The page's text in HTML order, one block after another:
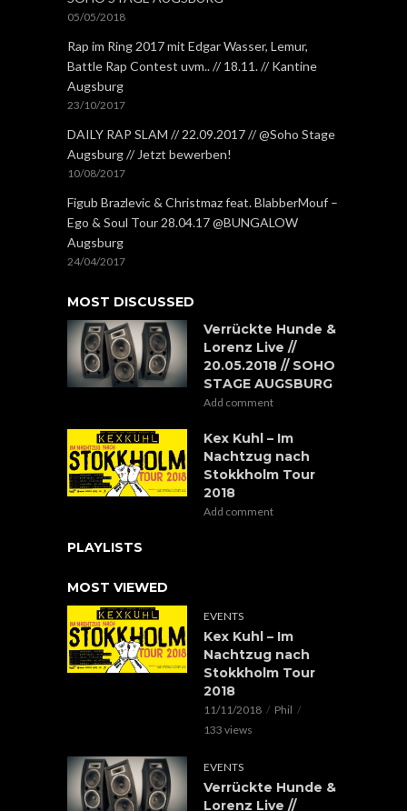
05/05/2018
Rap im Ring 2017 mit Edgar Wasser, Lemur,
Battle Rap Contest uvm.. // 18.11. // Kantine
Augsburg
23/10/2017
DAILY RAP SLAM // 22.09.2017 // @Soho Stage
Augsburg // Jetzt bewerben!
10/08/2017
Figub Brazlevic & Christmaz feat. BlabberMouf –
Ego & Soul Tour 28.04.17 @BUNGALOW
Augsburg
24/04/2017
MOST DISCUSSED
Verrückte Hunde &
Lorenz Live //
20.05.2018 // SOHO
STAGE AUGSBURG
Add comment
Kex Kuhl – Im
Nachtzug nach
Stokkholm Tour
2018
Add comment
PLAYLISTS
MOST VIEWED
EVENTS
Kex Kuhl – Im
Nachtzug nach
Stokkholm Tour
2018
11/11/2018
Phil
133 views
EVENTS
Verrückte Hunde &
Lorenz Live //